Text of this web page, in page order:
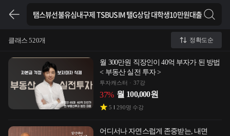
클래스 520개 정확도순
월 300만원 직장인이 40억 부자가 된 방법
< 부동산 실전 투자 >
투자캐스터 37강
37% 월 100,000원
5 290명 수강
어디서나 자연스럽게 존중받는, 내면